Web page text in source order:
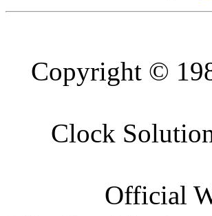
Copyright ©
Clock
Official